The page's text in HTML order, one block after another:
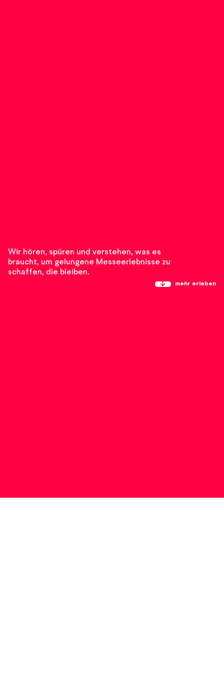
Wir hören, spüren und verstehen, was es
braucht, um gelungene Messeerlebnisse zu
schaffen, die bleiben.
mehr erleben